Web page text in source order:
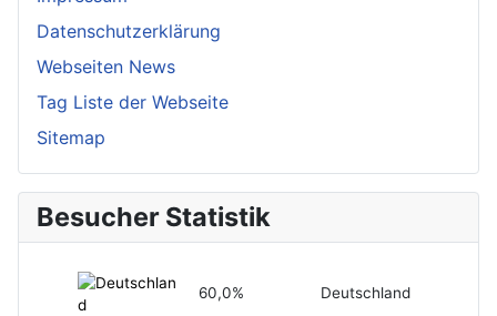
Datenschutzerklärung
Webseiten News
Tag Liste der Webseite
Sitemap
Besucher Statistik
60,0% Deutschland